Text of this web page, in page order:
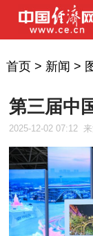
首页> 新闻 >
第三届中
2025-12-02 07:12